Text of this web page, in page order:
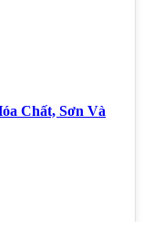
Chất, Sơn Và